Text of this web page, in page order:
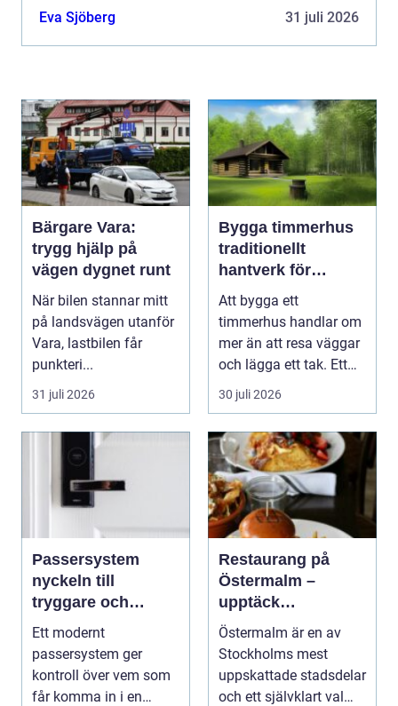
om trygghet i vardagen: bilen ska starta på morg...
Eva Sjöberg 31 juli 2026
Bärgare Vara:
trygg hjälp på
vägen dygnet runt
När bilen stannar mitt
på landsvägen utanför
Vara, lastbilen får
punkteri...
31 juli 2026
Bygga timmerhus
traditionellt
hantverk för
moderna behov
Att bygga ett
timmerhus handlar om
mer än att resa väggar
och lägga ett tak. Ett
timmerhus är ett lå...
30 juli 2026
Passersystem
nyckeln till
tryggare och
smidigare tillträde
Ett modernt
passersystem ger
kontroll över vem som
får komma in i en
Restaurang på
Östermalm –
upptäck
matupplevelser i
en av Stockholms
mest attraktiva
stadsdelar
Östermalm är en av
Stockholms mest
uppskattade stadsdelar
och ett självklart val